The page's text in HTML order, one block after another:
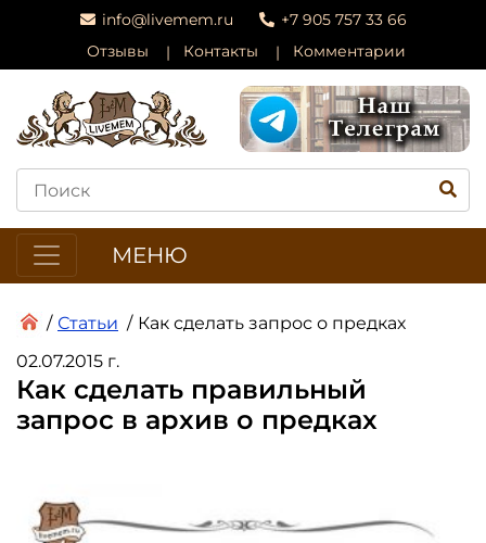
info@livemem.ru
+7 905 757 33 66
Отзывы
Контакты Комментарии
МЕНЮ
/ Статьи / Как сделать запрос о предках
02.07.2015 г.
Как сделать правильный
запрос в архив о предках